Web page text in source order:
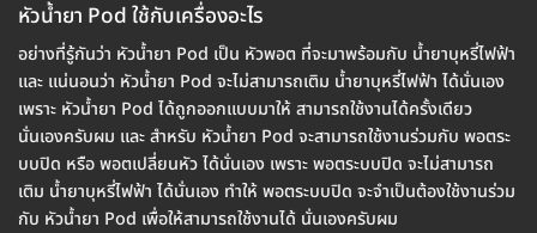
หัวน้ำยา Pod ใช้กับเครื่องอะไร
อย่างที่รู้กันว่า หัวน้ำยา Pod เป็น หัวพอต ที่จะมาพร้อมกับ น้ำยาบุหรี่ไฟฟ้า
และ แน่นอนว่า หัวน้ำยา Pod จะไม่สามารถเติม น้ำยาบุหรี่ไฟฟ้า ได้นั่นเอง
เพราะ หัวน้ำยา Pod ได้ถูกออกแบบมาให้ สามารถใช้งานได้ครั้งเดียว
นั่นเองครับผม และ สำหรับ หัวน้ำยา Pod จะสามารถใช้งานร่วมกับ พอตระ
บบปิด หรือ พอตเปลี่ยนหัว ได้นั่นเอง เพราะ พอตระบบปิด จะไม่สามารถ
เติม น้ำยาบุหรี่ไฟฟ้า ได้นั่นเอง ทำให้ พอตระบบปิด จะจำเป็นต้องใช้งานร่วม
กับ หัวน้ำยา Pod เพื่อให้สามารถใช้งานได้ นั่นเองครับผม